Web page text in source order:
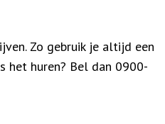
Zo gebruik je altijd een
het huren? Bel dan 0900-